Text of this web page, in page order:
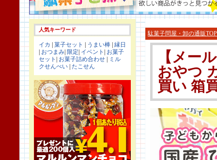
人気キーワード
イカ 菓子セット うまい棒 縁日
おつまみ 限定 イベント
お菓子
セット
お菓子詰め合わせ
ミル
クせんべい たこせん
駄菓子問屋・卸の通販TOP
【メー
おやつ
買い 箱